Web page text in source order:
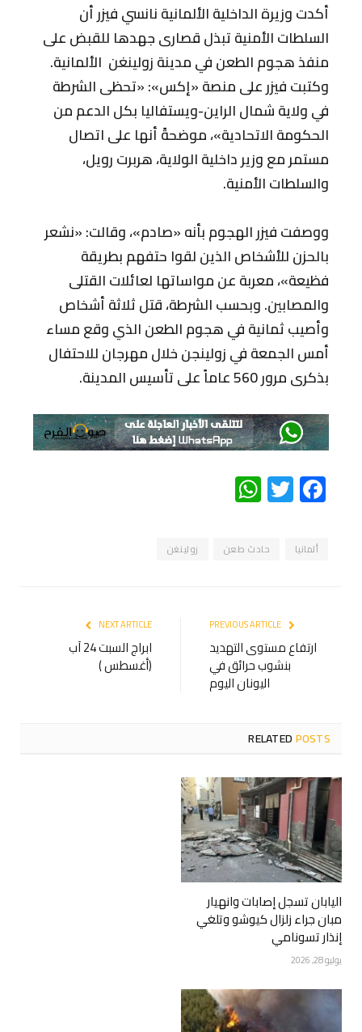
أكدت وزيرة الداخلية الألمانية نانسي فيزر أن
السلطات الأمنية تبذل قصارى جهدها للقبض على
منفذ هجوم الطعن في مدينة زولينغن الألمانية.
وكتبت فيزر على منصة «إكس»: «تحظى الشرطة
في ولاية شمال الراين-ويستفاليا بكل الدعم من
الحكومة الاتحادية»، موضحةً أنها على اتصال
مستمر مع وزير داخلية الولاية، هربرت رويل،
والسلطات الأمنية.
ووصفت فيزر الهجوم بأنه «صادم»، وقالت: «نشعر
بالحزن للأشخاص الذين لقوا حتفهم بطريقة
فظيعة»، معربة عن مواساتها لعائلات القتلى
والمصابين. وبحسب الشرطة، قتل ثلاثة أشخاص
وأصيب ثمانية في هجوم الطعن الذي وقع مساء
أمس الجمعة في زولينجن خلال مهرجان للاحتفال
بذكرى مرور 560 عاماً على تأسيس المدينة.
Facebook
Twitter
WhatsApp
ألمانيا حادث طعن زولينغن
ارتفاع مستوى التهديد
بنشوب حرائق في
اليونان اليوم
NEXT ARTICLE
ابراج السبت 24 آب
(أغسطس )
RELATEDPOSTS
اليابان تسجل إصابات وانهيار
مبان جراء زلزال كيوشو وتلغي
إنذار تسونامي
يوليو 28, 2026